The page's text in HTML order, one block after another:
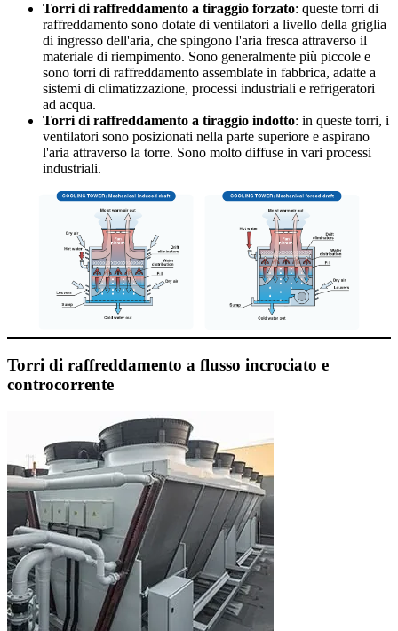
Torri di raffreddamento a tiraggio forzato: queste torri di
raffreddamento sono dotate di ventilatori a livello della griglia
di ingresso dell'aria, che spingono l'aria fresca attraverso il
materiale di riempimento. Sono generalmente più piccole e
sono torri di raffreddamento assemblate in fabbrica, adatte a
sistemi di climatizzazione, processi industriali e refrigeratori
ad acqua.
Torri di raffreddamento a tiraggio indotto: in queste torri, i
ventilatori sono posizionati nella parte superiore e aspirano
l'aria attraverso la torre. Sono molto diffuse in vari processi
industriali.
Torri di raffreddamento a flusso incrociato e
controcorrente